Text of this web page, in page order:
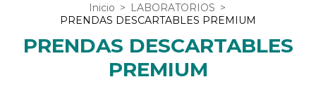
Inicio > LABORATORIOS >
PRENDAS DESCARTABLES PREMIUM
PRENDAS DESCARTABLES
PREMIUM